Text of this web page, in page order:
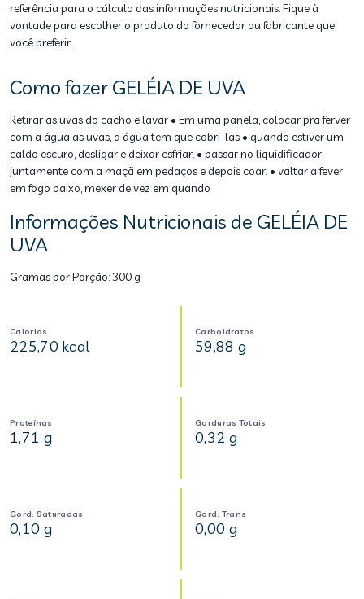
referência para o cálculo das informações nutricionais. Fique à
vontade para escolher o produto do fornecedor ou fabricante que
você preferir.
Como fazer GELÉIA DE UVA
Retirar as uvas do cacho e lavar • Em uma panela, colocar pra ferver
com a água as uvas, a água tem que cobri-las • quando estiver um
caldo escuro, desligar e deixar esfriar. • passar no liquidificador
juntamente com a maçã em pedaços e depois coar. • valtar a fever
em fogo baixo, mexer de vez em quando
Informações Nutricionais de GELÉIA DE
UVA
Gramas por Porção:300 g
Calorias
225,70 kcal
Carboidratos
59,88 g
Proteínas
1,71 g
Gorduras Totais
0,32 g
Gord. Saturadas
0,10 g
Gord. Trans
0,00 g